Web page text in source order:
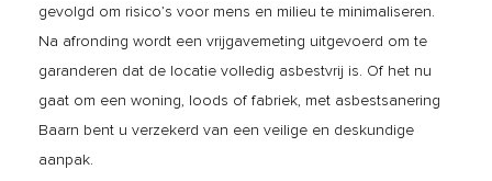
gevolgd om risico’s voor mens en milieu te minimaliseren.
Na afronding wordt een vrijgavemeting uitgevoerd om te
garanderen dat de locatie volledig asbestvrij is. Of het nu
gaat om een woning, loods of fabriek, met asbestsanering
Baarn bent u verzekerd van een veilige en deskundige
aanpak.